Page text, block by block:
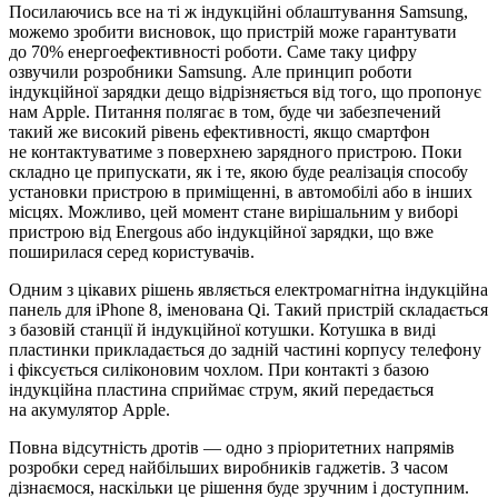
Посилаючись все на ті ж індукційні облаштування Samsung,
можемо зробити висновок, що пристрій може гарантувати
до 70% енергоефективності роботи. Саме таку цифру
озвучили розробники Samsung. Але принцип роботи
індукційної зарядки дещо відрізняється від того, що пропонує
нам Apple. Питання полягає в том, буде чи забезпечений
такий же високий рівень ефективності, якщо смартфон
не контактуватиме з поверхнею зарядного пристрою. Поки
складно це припускати, як і те, якою буде реалізація способу
установки пристрою в приміщенні, в автомобілі або в інших
місцях. Можливо, цей момент стане вирішальним у виборі
пристрою від Energous або індукційної зарядки, що вже
поширилася серед користувачів.
Одним з цікавих рішень являється електромагнітна індукційна
панель для iPhone 8, іменована Qi. Такий пристрій складається
з базовій станції й індукційної котушки. Котушка в виді
пластинки прикладається до задній частині корпусу телефону
і фіксується силіконовим чохлом. При контакті з базою
індукційна пластина сприймає струм, який передається
на акумулятор Apple.
Повна відсутність дротів — одно з пріоритетних напрямів
розробки серед найбільших виробників гаджетів. З часом
дізнаємося, наскільки це рішення буде зручним і доступним.